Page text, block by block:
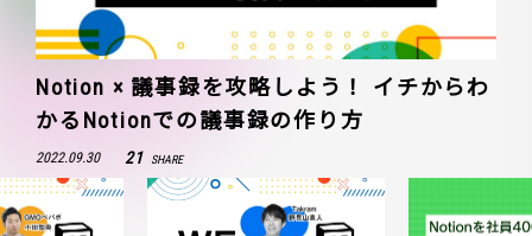
Notion × 議事録を攻略しよう！ イチからわ
かるNotionでの議事録の作り方
2022.09.30 21 SHARE